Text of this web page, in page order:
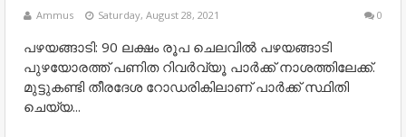
Ammus Saturday, August 28, 2021 0
പഴയങ്ങാടി: 90 ലക്ഷം രൂപ ചെലവിൽ പഴയങ്ങാടി
പുഴയോരത്ത് പണിത റിവർവ്യൂ പാർക്ക് നാശത്തിലേക്ക്.
മുട്ടുകണ്ടി തീരദേശ റോഡരികിലാണ് പാർക്ക് സ്ഥിതി
ചെയ്യ...